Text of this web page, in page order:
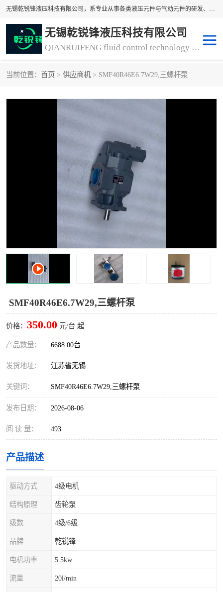
无锡乾锐锋液压科技有限公司，系专业从事各类液压元件与气动元件的研发、生产和销售业务为一体的生产型齿轮泵厂家、液压齿轮泵厂家。主要生产销售风冷式冷却器、液压油风冷却器，冷却器厂家直销、齿轮泵型号、齿轮泵厂家排名详情可来电咨询！
无锡乾锐锋液压科技有限公司
QIANRUIFENG fluid control technology co. LTD
当前位置： 首页 > 供应商机 > SMF40R46E6.7W29,三螺杆泵
SMF40R46E6.7W29,三螺杆泵
价格： 350.00 元/台 起
产品数量： 6688.00台
发货地址： 江苏省无锡
关键词： SMF40R46E6.7W29,三螺杆泵
发布日期： 2026-08-06
阅 读 量： 493
产品描述
驱动方式 4级电机
结构原理 齿轮泵
级数 4级/6级
品牌 乾锐锋
电机功率 5.5kw
流量 20l/min
冷却器厂家直销
离合器、制动器 气动元器件